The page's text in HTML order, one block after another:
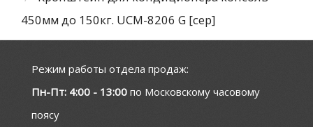
450мм до 150кг. UCM-8206 G [сер]
Режим работы отдела продаж:
Пн-Пт: 4:00 - 13:00 по Московскому часовому
поясу